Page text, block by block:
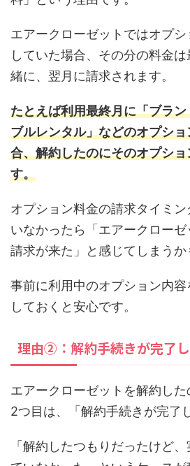
エアークローゼットではオプ
していた場合、その分の料金
緒に、翌月に請求されます。
たとえば利用最終月に「ブラ
ブルレンタル」などのオプシ
合、解約したのにそのオプシ
す。
オプション料金の請求タイミ
いなかったら「エアークロー
請求が来た」と感じてしまうか
事前に利用中のオプション内
しておくと安心です。
理由②：解約手続きが完了
エアークローゼットを解約し
2つ目は、「解約手続きが完了
「解約したつもりだったけど